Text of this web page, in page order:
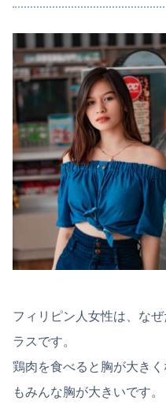
フィリピン人女性は、な
ラスです。
鶏肉を食べると胸が大き
もみんな胸が大きいです。